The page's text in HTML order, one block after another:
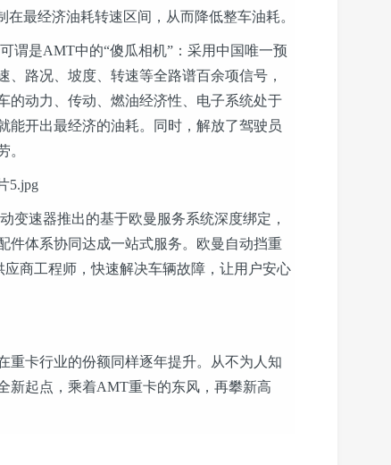
最经济油耗转速区间，从而降低整车油耗。
是AMT中的“傻瓜相机”：采用中国唯一预
路况、坡度、转速等全路谱百余项信号，
的动力、传动、燃油经济性、电子系统处于
能开出最经济的油耗。同时，解放了驾驶员
。
速器推出的基于欧曼服务系统深度绑定，
件体系协同达成一站式服务。欧曼自动挡重
商工程师，快速解决车辆故障，让用户安心
卡行业的份额同样逐年提升。从不为人知
新起点，乘着AMT重卡的东风，再攀新高